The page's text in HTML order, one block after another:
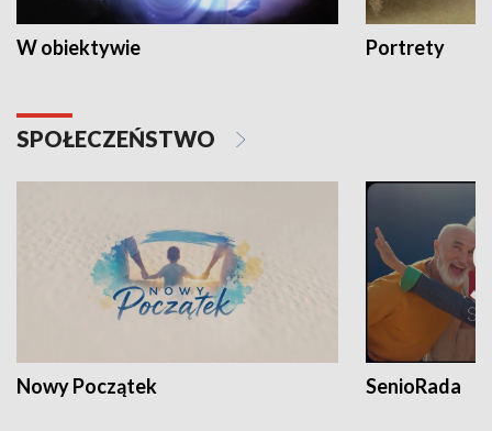
W obiektywie Portrety
SPOŁECZEŃSTWO
Nowy Początek SenioRada